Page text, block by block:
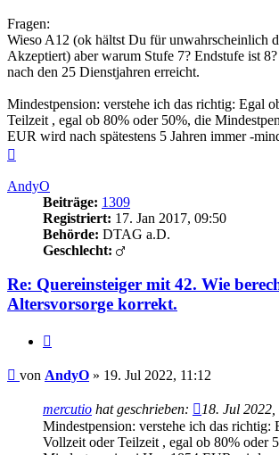
Fragen:
Wieso A12 (ok hältst Du für unwahrscheinlich
Akzeptiert) aber warum Stufe 7? Endstufe ist
nach den 25 Dienstjahren erreicht.
Mindestpension: verstehe ich das richtig: Egal
Teilzeit , egal ob 80% oder 50%, die
EUR wird nach spätestens 5 Jahren immer -
AndyO
Beiträge: 1309
Registriert: 17. Jan 2017, 09:50
Behörde: DTAG a.D.
Geschlecht:
Re: Quereinsteiger mit 42. Wie
Altersvorsorge korrekt.
Beitrag
von AndyO » 19. Jul 2022, 11:12
mercutio hat geschrieben:
18. Jul 2022,
Mindestpension: verstehe ich das richtig:
Vollzeit oder Teilzeit , egal ob 80% oder